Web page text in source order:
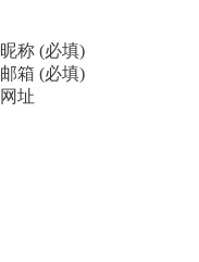
昵称 (必填)
邮箱 (必填)
网址